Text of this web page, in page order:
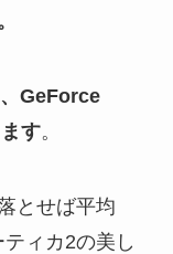
GeForce
す。
とせば平均
ィカ2の美し